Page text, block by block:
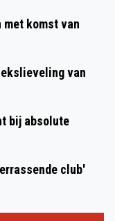
komst van
van
bij absolute
club'